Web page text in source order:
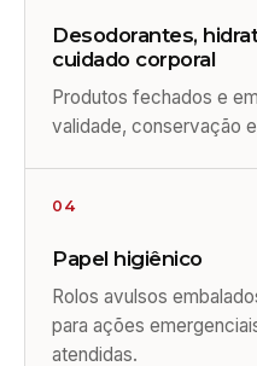
Desodorantes,
cuidado corporal
Produtos fechados e
validade, conservação
04
Papel higiênico
Rolos avulsos
para ações
atendidas.